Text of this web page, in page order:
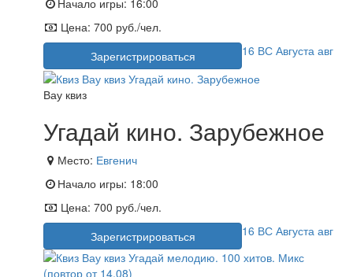
Цена: 700 руб./чел.
Зарегистрироваться
16 ВС Августа авг
Вау квиз
Угадай кино. Зарубежное
Место: Евгенич
Начало игры: 18:00
Цена: 700 руб./чел.
Зарегистрироваться
16 ВС Августа авг